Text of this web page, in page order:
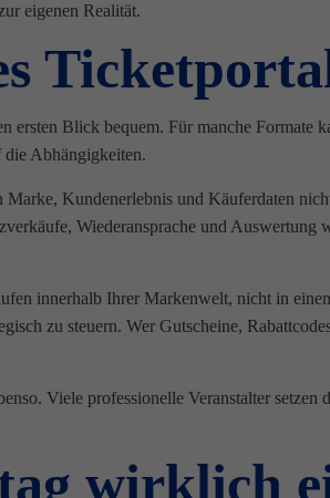
eigenen Realität.
Blick bequem. Für manche Formate
Abhängigkeiten.
Kundenerlebnis und Käuferdaten
Wiederansprache und Auswertung
innerhalb Ihrer Markenwelt, nicht in
zu steuern. Wer Gutscheine,
Viele professionelle Veranstalter setzen
wirklich